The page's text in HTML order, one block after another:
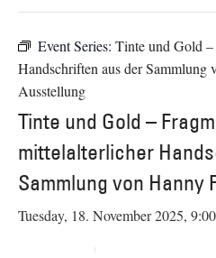
Event Series: Tinte und Gold
Handschriften aus der Sammlung
Ausstellung
Tinte und Gold –
mittelalterlicher
Sammlung von Hanny
Tuesday, 18. November 2025, 9:00